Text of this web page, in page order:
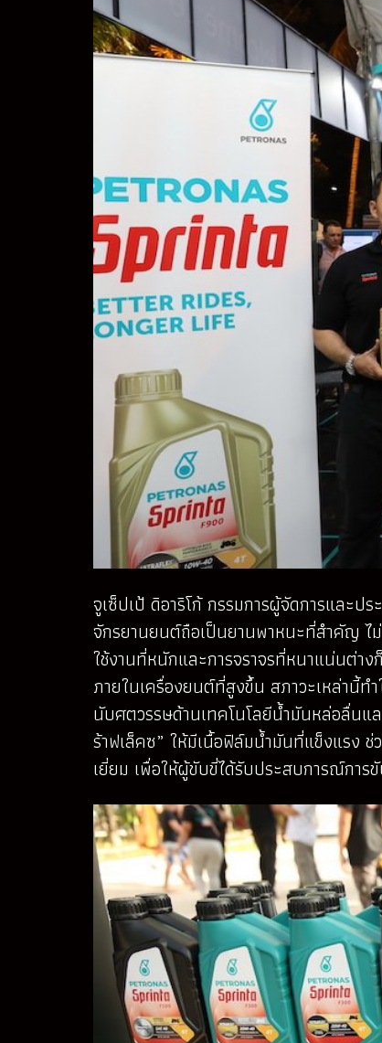
จูเซ็ปเป้ ดิอาริโก้ กรรมการผู้จัดการและ
จักรยานยนต์ถือเป็นยานพาหนะที่สำคัญ ไม่
ใช้งานที่หนักและการจราจรที่หนาแน่นต่
ภายในเครื่องยนต์ที่สูงขึ้น สภาวะเหล่านี้
นับศตวรรษด้านเทคโนโลยีน้ำมันหล่อลื่น
ร้าฟเล็คซ” ให้มีเนื้อฟิล์มน้ำมันที่แข็งแรง
เยี่ยม เพื่อให้ผู้ขับขี่ได้รับประสบการณ์การ